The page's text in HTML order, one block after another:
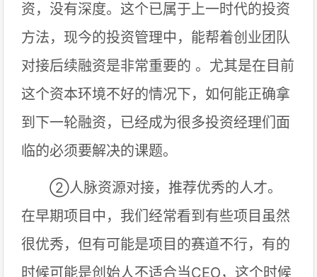
资，没有深度。这个已属于上一时代的投资
方法，现今的投资管理中，能帮着创业团队
对接后续融资是非常重要的 。尤其是在目前
这个资本环境不好的情况下，如何能正确拿
到下一轮融资，已经成为很多投资经理们面
临的必须要解决的课题。
②人脉资源对接，推荐优秀的人才。
在早期项目中，我们经常看到有些项目虽然
很优秀，但有可能是项目的赛道不行，有的
时候可能是创始人不适合当CEO，这个时候